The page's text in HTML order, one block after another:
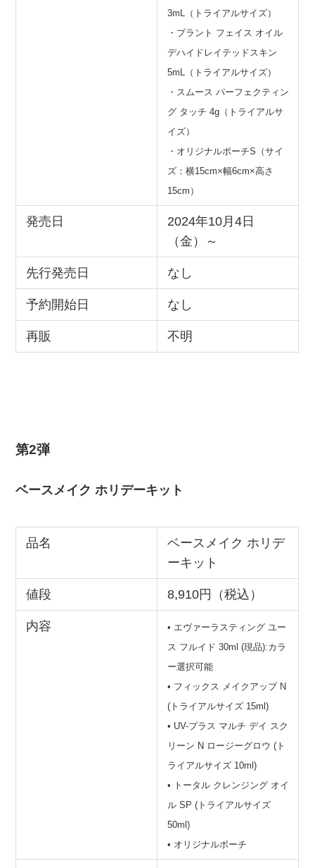
3mL（トライアルサイズ）
・プラント フェイス オイル
デハイドレイテッドスキン
5mL（トライアルサイズ）
・スムース パーフェクティン
グ タッチ 4g（トライアルサ
イズ）
・オリジナルポーチS（サイ
ズ：横15cm×幅6cm×高さ
15cm）
発売日
2024年10月4日
（金）～
先行発売日 なし
予約開始日 なし
再販 不明
第2弾
ベースメイク ホリデーキット
品名
ベースメイク ホリデ
ーキット
値段 8,910円（税込）
内容
• エヴァーラスティング ユー
ス フルイド 30ml (現品):カラ
ー選択可能
• フィックス メイクアップ N
(トライアルサイズ 15ml)
• UV-プラス マルチ デイ スク
リーン N ロージーグロウ (ト
ライアルサイズ 10ml)
• トータル クレンジング オイ
ル SP (トライアルサイズ
50ml)
• オリジナルポーチ